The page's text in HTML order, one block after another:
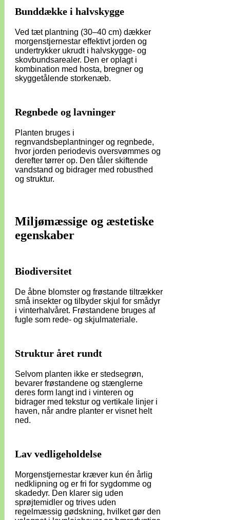
Bunddække i halvskygge
Ved tæt plantning (30–40 cm) dækker
morgenstjernestar effektivt jorden og
undertrykker ukrudt i halvskygge- og
skovbundsarealer. Den er oplagt i
kombination med hosta, bregner og
skyggetålende storkenæb.
Regnbede og lavninger
Planten bruges i
regnvandsbeplantninger og regnbede,
hvor jorden periodevis oversvømmes og
derefter tørrer op. Den tåler skiftende
vandstand og bidrager med robusthed
og struktur.
Miljømæssige og æstetiske
egenskaber
Biodiversitet
De åbne blomster og frøstande tiltrækker
små insekter og tilbyder skjul for smådyr
i vinterhalvåret. Frøstandene bruges af
fugle som rede- og skjulmateriale.
Struktur året rundt
Selvom planten ikke er stedsegrøn,
bevarer frøstandene og stænglerne
deres form langt ind i vinteren og
bidrager med tekstur og vertikale linjer i
haven, når andre planter er visnet helt
ned.
Lav vedligeholdelse
Morgenstjernestar kræver kun én årlig
nedklipning og er fri for sygdomme og
skadedyr. Den klarer sig uden
sprøjtemidler og trives uden
regelmæssig gødskning, hvilket gør den